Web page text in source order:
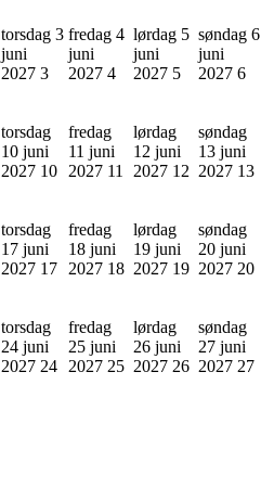
torsdag 3
juni
2027 3
fredag 4
juni
2027 4
lørdag 5
juni
2027 5
søndag 6
juni
2027 6
torsdag
10 juni
2027 10
fredag
11 juni
2027 11
lørdag
12 juni
2027 12
søndag
13 juni
2027 13
torsdag
17 juni
2027 17
fredag
18 juni
2027 18
lørdag
19 juni
2027 19
søndag
20 juni
2027 20
torsdag
24 juni
2027 24
fredag
25 juni
2027 25
lørdag
26 juni
2027 26
søndag
27 juni
2027 27